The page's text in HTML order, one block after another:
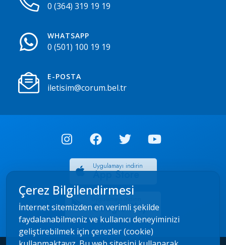
0 (364) 319 19 19
WHATSAPP
0 (501) 100 19 19
E-POSTA
iletisim@corum.bel.tr
Uygulamayı indirin
App Store
Google Play
Çerez Bilgilendirmesi
İnternet sitemizden en verimli şekilde
faydalanabilmeniz ve kullanıcı deneyiminizi
geliştirebilmek için çerezler (cookie)